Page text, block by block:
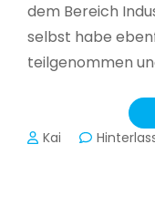
dem Bereich
selbst habe
teilgenommen
Kai